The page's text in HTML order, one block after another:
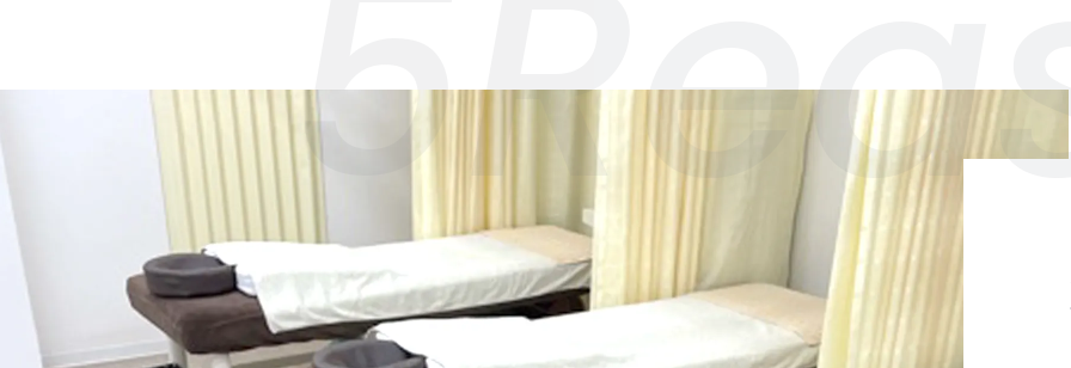
2026.05.11
クーポン① 凝りをゴリゴリ解消鍼治療クーポン ￥11000→
【鍼治療＋マッサージ】
クーポン② 腰痛・便秘改善クーポン ￥11000→ ￥6600
【マッサージ＋JOYトレ】